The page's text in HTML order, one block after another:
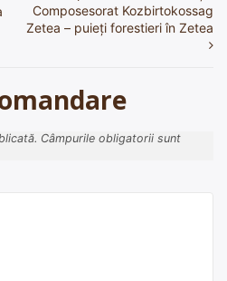
Composesorat Kozbirtokossag
Zetea – puieți forestieri în Zetea
Câmpurile obligatorii sunt